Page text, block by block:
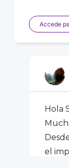
Accede
Hola
el